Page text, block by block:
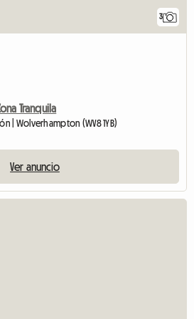
3
Tranquila
| Wolverhampton (WV8 1YB)
Ver anuncio